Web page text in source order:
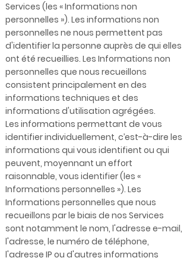
Services (les « Informations non
personnelles »). Les informations non
personnelles ne nous permettent pas
d'identifier la personne auprès de qui elles
ont été recueillies. Les Informations non
personnelles que nous recueillons
consistent principalement en des
informations techniques et des
informations d'utilisation agrégées.
Les informations permettant de vous
identifier individuellement, c’est-à-dire les
informations qui vous identifient ou qui
peuvent, moyennant un effort
raisonnable, vous identifier (les «
Informations personnelles »). Les
Informations personnelles que nous
recueillons par le biais de nos Services
sont notamment le nom, l'adresse e-mail,
l'adresse, le numéro de téléphone,
l'adresse IP ou d'autres informations